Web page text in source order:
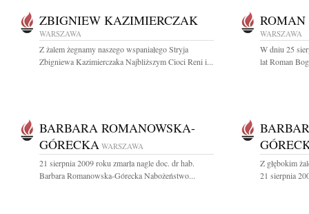
ZBIGNIEW KAZIMIERCZAK
WARSZAWA
Z żalem żegnamy naszego wspaniałego Stryja
Zbigniewa Kazimierczaka Najbliższym Cioci Reni i...
WARSZAWA
W dniu 25
lat Roman
BARBARA ROMANOWSKA-
GÓRECKA WARSZAWA
21 sierpnia 2009 roku zmarła nagle doc. dr hab.
Barbara Romanowska-Górecka Nabożeństwo...
Z głębokim
21 sierpnia